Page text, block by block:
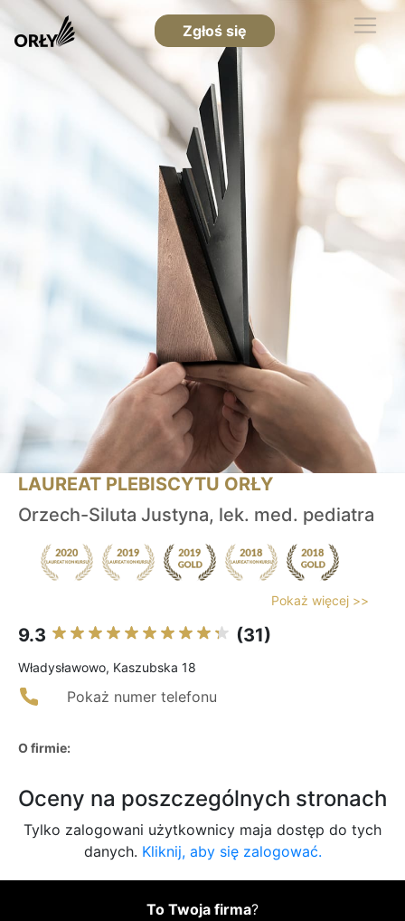
Zgłoś się
LAUREAT PLEBISCYTU ORŁY
Orzech-Siluta Justyna, lek. med. pediatra
Pokaż więcej >>
9.3 (31)
Władysławowo, Kaszubska 18
Pokaż numer telefonu
O firmie:
Oceny na poszczególnych stronach
Tylko zalogowani użytkownicy maja dostęp do tych
danych. Kliknij, aby się zalogować.
To Twoja firma?